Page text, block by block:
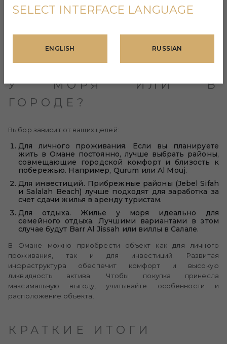
ЧТО ВЫБРАТЬ: ЖИЛЬЕ
У МОРЯ ИЛИ В
ГОРОДЕ?
Выбор зависит от ваших целей:
Для личного проживания. Если вы планируете
жить в Омане постоянно, лучше выбрать районы,
совмещающие городской комфорт и близость к
побережью. Например, Qurum или Al Mouj.
Для инвестиций. Прибрежные районы (Jebel Sifah
и Salalah Beach) лучше подходят для заработка за
счет сдачи жилья в аренду туристам.
Для отдыха. Жилье у моря идеально для
семейного отдыха. Лучшими вариантами в этом
случае будут Barr Al Jissah или виллы в Салале.
В Омане можно приобрести объект как для личного
проживания, так и для инвестиций. Развитая
инфраструктура обеспечит комфорт и высокую
ликвидность актива. Чтобы покупка принесла
максимальную выгоду, учитывайте особенности и
расположение объекта.
КРАТКИЕ ИТОГИ
SELECT INTERFACE LANGUAGE
ENGLISH RUSSIAN